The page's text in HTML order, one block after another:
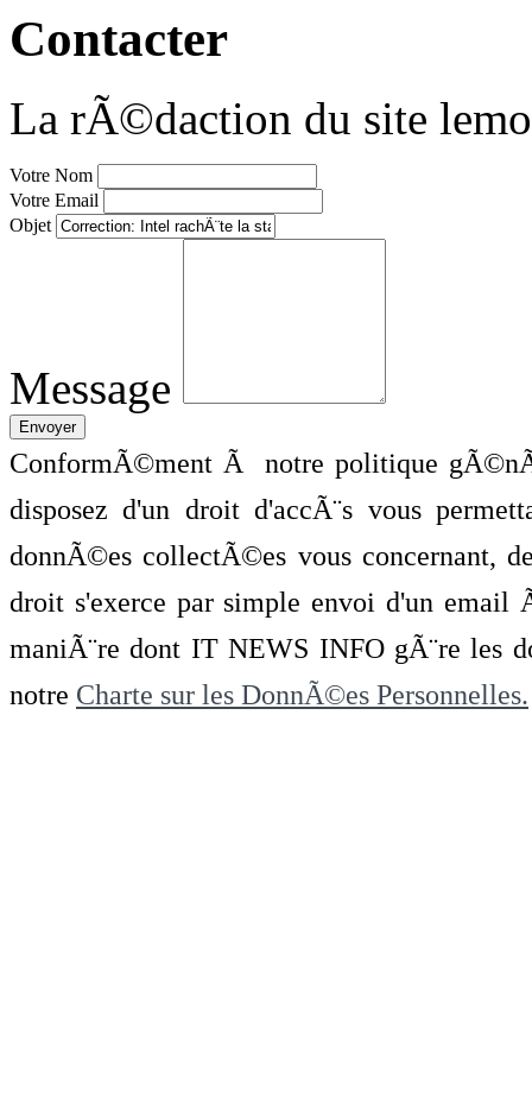
Contacter
La rÃ©daction du site
Votre Nom
Votre Email
Objet
Message
ConformÃ©ment Ã notre politique
disposez d'un droit d'accÃ¨s vous
donnÃ©es collectÃ©es vous concernant,
droit s'exerce par simple envoi d'un
maniÃ¨re dont IT NEWS INFO gÃ¨re les
notre Charte sur les DonnÃ©es Personnelles.